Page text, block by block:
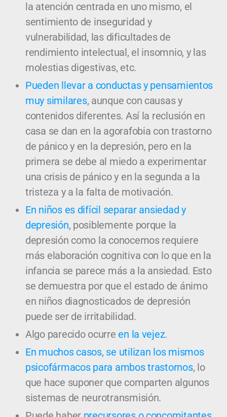
la atención centrada en uno mismo, el
sentimiento de inseguridad y
vulnerabilidad, las dificultades de
rendimiento intelectual, el insomnio, y las
molestias digestivas, etc.
Pueden llevar a conductas y pensamientos
muy similares, aunque con causas y
contenidos diferentes. Así la reclusión en
casa se dan en la agorafobia con trastorno
de pánico y en la depresión, pero en la
primera se debe al miedo a experimentar
una crisis de pánico y en la segunda a la
tristeza y a la falta de motivación.
En niños es difícil separar ansiedad y
depresión, posiblemente porque la
depresión como la conocemos requiere
más elaboración cognitiva con lo que en la
infancia se parece más a la ansiedad. Esto
se demuestra por que el estado de ánimo
en niños diagnosticados de depresión
puede ser de irritabilidad.
Algo parecido ocurre en la vejez.
En muchos casos, se utilizan los mismos
psicofármacos para ambos trastornos, lo
que hace suponer que comparten algunos
sistemas de neurotransmisión.